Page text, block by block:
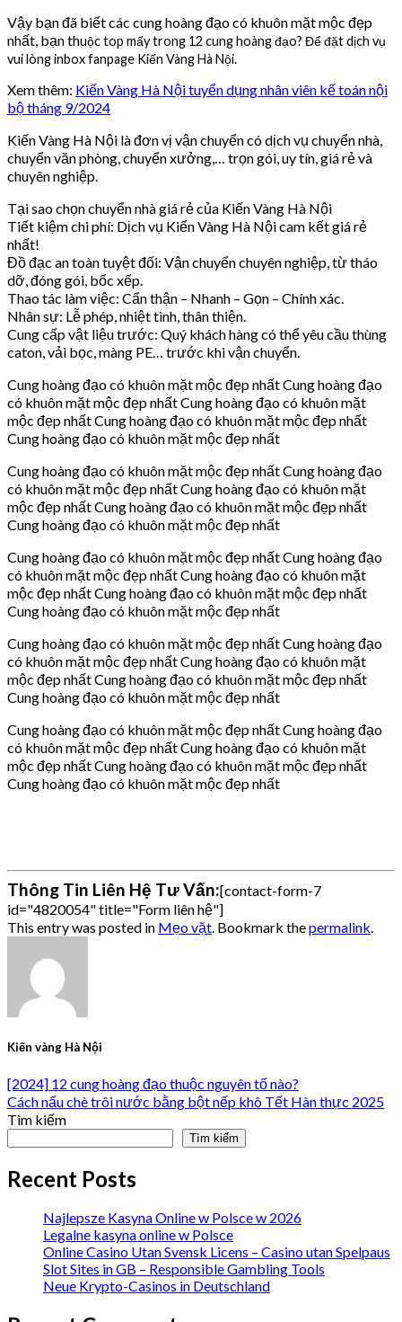
Vậy bạn đã biết các cung hoàng đạo có khuôn mặt mộc đẹp
nhất, bạn thuộc top mấy trong 12 cung hoàng đạo? Để đặt dịch vụ
vui lòng inbox fanpage Kiến Vàng Hà Nội.
Xem thêm: Kiến Vàng Hà Nội tuyển dụng nhân viên kế toán nội
bộ tháng 9/2024
Kiến Vàng Hà Nội là đơn vị vận chuyển có dịch vụ chuyển nhà,
chuyển văn phòng, chuyển xưởng,… trọn gói, uy tín, giá rẻ và
chuyên nghiệp.
Tại sao chọn chuyển nhà giá rẻ của Kiến Vàng Hà Nội
Tiết kiệm chi phí: Dịch vụ Kiến Vàng Hà Nội cam kết giá rẻ
nhất!
Đồ đạc an toàn tuyệt đối: Vận chuyển chuyên nghiệp, từ tháo
dỡ, đóng gói, bốc xếp.
Thao tác làm việc: Cẩn thận – Nhanh – Gọn – Chính xác.
Nhân sự: Lễ phép, nhiệt tình, thân thiện.
Cung cấp vật liệu trước: Quý khách hàng có thể yêu cầu thùng
caton, vải bọc, màng PE… trước khi vận chuyển.
Cung hoàng đạo có khuôn mặt mộc đẹp nhất Cung hoàng đạo
có khuôn mặt mộc đẹp nhất Cung hoàng đạo có khuôn mặt
mộc đẹp nhất Cung hoàng đạo có khuôn mặt mộc đẹp nhất
Cung hoàng đạo có khuôn mặt mộc đẹp nhất
Cung hoàng đạo có khuôn mặt mộc đẹp nhất Cung hoàng đạo
có khuôn mặt mộc đẹp nhất Cung hoàng đạo có khuôn mặt
mộc đẹp nhất Cung hoàng đạo có khuôn mặt mộc đẹp nhất
Cung hoàng đạo có khuôn mặt mộc đẹp nhất
Cung hoàng đạo có khuôn mặt mộc đẹp nhất Cung hoàng đạo
có khuôn mặt mộc đẹp nhất Cung hoàng đạo có khuôn mặt
mộc đẹp nhất Cung hoàng đạo có khuôn mặt mộc đẹp nhất
Cung hoàng đạo có khuôn mặt mộc đẹp nhất
Cung hoàng đạo có khuôn mặt mộc đẹp nhất Cung hoàng đạo
có khuôn mặt mộc đẹp nhất Cung hoàng đạo có khuôn mặt
mộc đẹp nhất Cung hoàng đạo có khuôn mặt mộc đẹp nhất
Cung hoàng đạo có khuôn mặt mộc đẹp nhất
Cung hoàng đạo có khuôn mặt mộc đẹp nhất Cung hoàng đạo
có khuôn mặt mộc đẹp nhất Cung hoàng đạo có khuôn mặt
mộc đẹp nhất Cung hoàng đạo có khuôn mặt mộc đẹp nhất
Cung hoàng đạo có khuôn mặt mộc đẹp nhất
Thông Tin Liên Hệ Tư Vấn:[contact-form-7
id="4820054" title="Form liên hệ"]
This entry was posted in Mẹo vặt. Bookmark thepermalink.
Kiến vàng Hà Nội
[2024] 12 cung hoàng đạo thuộc nguyên tố nào?
Cách nấu chè trôi nước bằng bột nếp khô Tết Hàn thực 2025
Tìm kiếm
Tìm kiếm
Recent Posts
Najlepsze Kasyna Online w Polsce w 2026
Legalne kasyna online w Polsce
Online Casino Utan Svensk Licens – Casino utan Spelpaus
Slot Sites in GB – Responsible Gambling Tools
Neue Krypto-Casinos in Deutschland